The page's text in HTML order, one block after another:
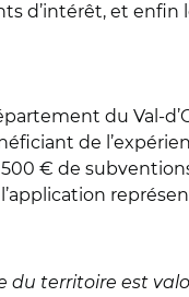
d’intérêt, et enfin
du Val-
de
€ de
du territoire est